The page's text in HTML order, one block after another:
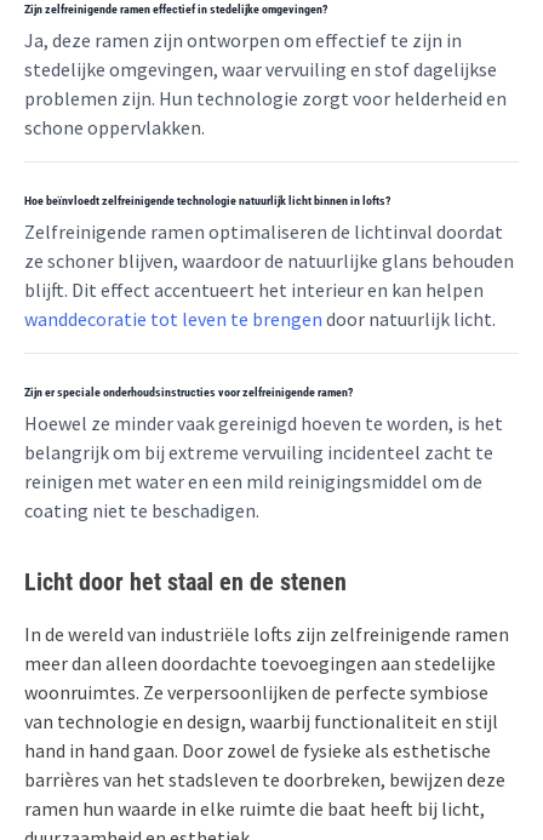
Zijn zelfreinigende ramen effectief in stedelijke omgevingen?
Ja, deze ramen zijn ontworpen om effectief te zijn in
stedelijke omgevingen, waar vervuiling en stof dagelijkse
problemen zijn. Hun technologie zorgt voor helderheid en
schone oppervlakken.
Hoe beïnvloedt zelfreinigende technologie natuurlijk licht binnen in lofts?
Zelfreinigende ramen optimaliseren de lichtinval doordat
ze schoner blijven, waardoor de natuurlijke glans behouden
blijft. Dit effect accentueert het interieur en kan helpen
wanddecoratie tot leven te brengen door natuurlijk licht.
Zijn er speciale onderhoudsinstructies voor zelfreinigende ramen?
Hoewel ze minder vaak gereinigd hoeven te worden, is het
belangrijk om bij extreme vervuiling incidenteel zacht te
reinigen met water en een mild reinigingsmiddel om de
coating niet te beschadigen.
Licht door het staal en de stenen
In de wereld van industriële lofts zijn zelfreinigende ramen
meer dan alleen doordachte toevoegingen aan stedelijke
woonruimtes. Ze verpersoonlijken de perfecte symbiose
van technologie en design, waarbij functionaliteit en stijl
hand in hand gaan. Door zowel de fysieke als esthetische
barrières van het stadsleven te doorbreken, bewijzen deze
ramen hun waarde in elke ruimte die baat heeft bij licht,